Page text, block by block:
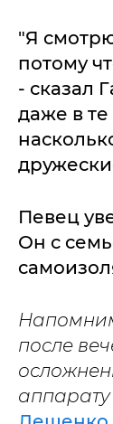
"Я
потому
- сказал
даже в
Певец
Он с
после